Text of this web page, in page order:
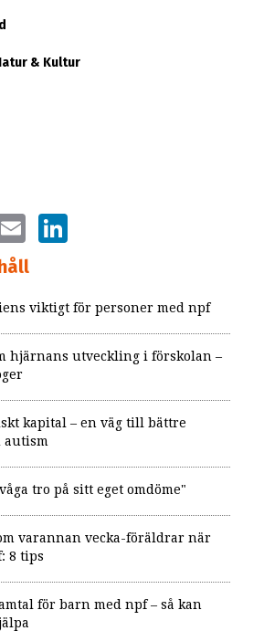
& Kultur
EMAIL
viktigt för personer med npf
hjärnans utveckling i förskolan –
kapital – en väg till bättre
autism
tro på sitt eget omdöme"
varannan vecka-föräldrar när
8 tips
för barn med npf – så kan